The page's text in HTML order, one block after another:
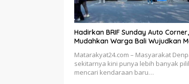
Hadirkan BRIF Sunday Auto
Mudahkan Warga Bali Wujudkan
Matarakyat24.com – Masyarakat
sekitarnya kini punya lebih banyak
mencari kendaraan baru…